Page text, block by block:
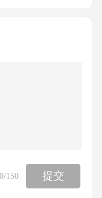
的重要决
，不得无故缺
礼品或宴请。
，不得偏袒、
0/150 提交